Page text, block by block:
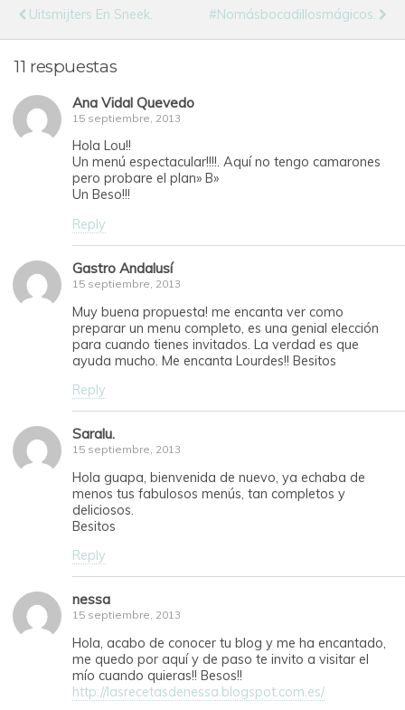
Uitsmijters En Sneek.
#Nomásbocadillosmágicos.
11 respuestas
Ana Vidal Quevedo
15 septiembre, 2013
Hola Lou!!
Un menú espectacular!!!!. Aquí no tengo camarones
pero probare el plan» B»
Un Beso!!!
Reply
Gastro Andalusí
15 septiembre, 2013
Muy buena propuesta! me encanta ver como
preparar un menu completo, es una genial elección
para cuando tienes invitados. La verdad es que
ayuda mucho. Me encanta Lourdes!! Besitos
Reply
Saralu.
15 septiembre, 2013
Hola guapa, bienvenida de nuevo, ya echaba de
menos tus fabulosos menús, tan completos y
deliciosos.
Besitos
Reply
nessa
15 septiembre, 2013
Hola, acabo de conocer tu blog y me ha encantado,
me quedo por aquí y de paso te invito a visitar el
mío cuando quieras!! Besos!!
http://lasrecetasdenessa.blogspot.com.es/